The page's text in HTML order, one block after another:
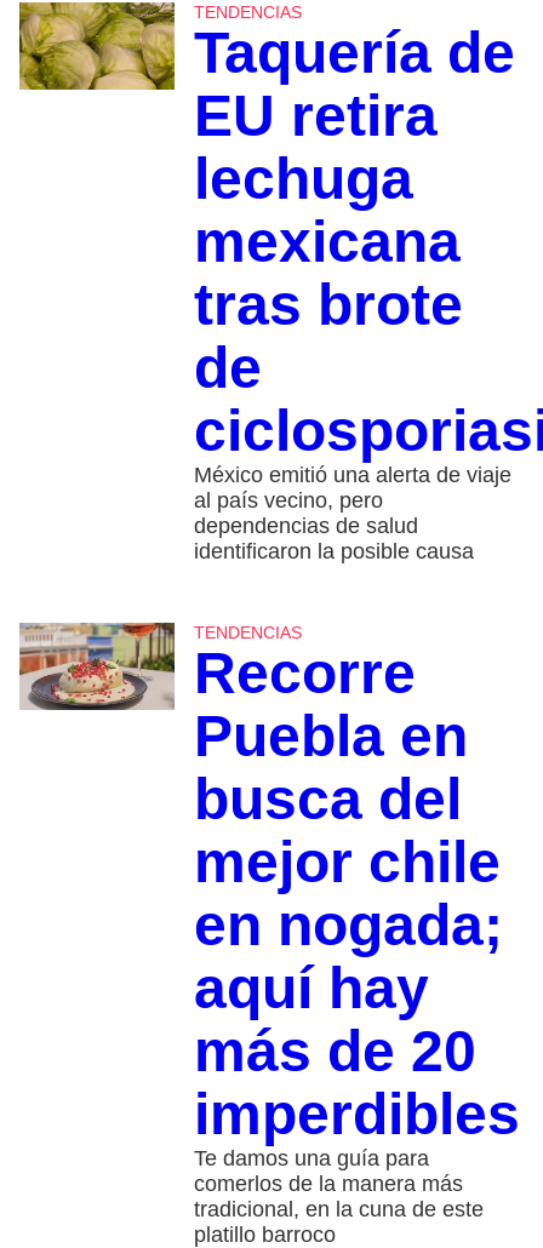
TENDENCIAS
Taquería de
EU retira
lechuga
mexicana
tras brote
de
México emitió una alerta de viaje
al país vecino, pero
dependencias de salud
identificaron la posible causa
TENDENCIAS
Recorre
Puebla en
busca del
mejor chile
en nogada;
aquí hay
más de 20
imperdibles
Te damos una guía para
comerlos de la manera más
tradicional, en la cuna de este
platillo barroco